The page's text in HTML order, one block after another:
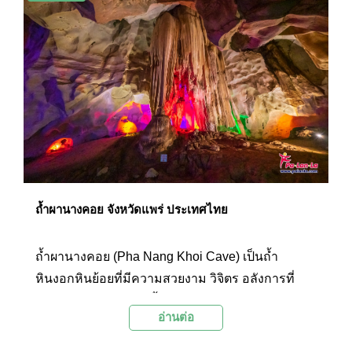
ถ้ำผานางคอย จังหวัดแพร่ ประเทศไทย
ถ้ำผานางคอย (Pha Nang Khoi Cave) เป็นถ้ำ
หินงอกหินย้อยที่มีความสวยงาม วิจิตร อลังการที่
คล้ายหญิงสาวนั่งอุ้มลูกน้อยรอคอยคนรัก เชื่อมโยง
อ่านต่อ